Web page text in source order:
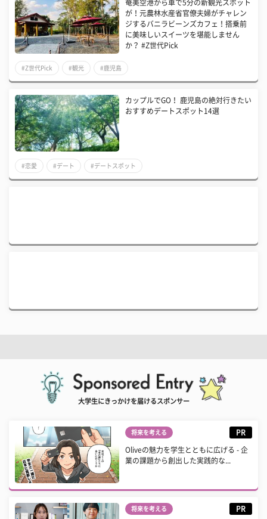
奄美空港から車で5分の新観光スポット
が！元農林水産省官僚夫婦がチャレン
ジするバニラビーンズカフェ！搭乗前
に美味しいスイーツを堪能しません
か？ #Z世代Pick
#Z世代Pick #観光 #鹿児島
カップルでGO！ 鹿児島の絶対行きたい
おすすめデートスポット14選
#恋愛 #デート #デートスポット
大学生にきっかけを届けるスポンサー
将来を考える PR
Oliveの魅力を学生とともに広げる - 企
業の課題から創出した実践的な...
将来を考える PR